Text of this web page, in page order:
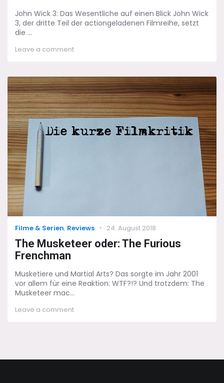
John Wick 3: Das Wesentliche auf einen Blick John Wick
3, der dritte Teil der actiongeladenen Filmreihe, setzt
die ...
Leave a commenton
3
–
Wo
liegen
die
Stärken
und
Schwächen?
Categories
Filme & Serien, Reviews
Posted
24. August 2018
The Musketeer oder: The Furious
Frenchman
Musketiere und Martial Arts? Das sorgte im Jahr 2001
vor allem für eine Reaktion: WTF?!? Und trotzdem: The
Musketeer mac...
Leave a commenton